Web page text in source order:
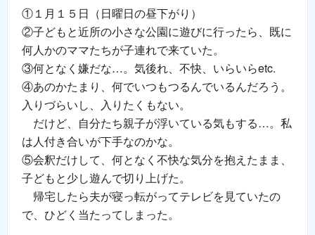
①１月１５日（日曜日の昼下がり）
②子どもと近所の小さな公園に遊びに行ったら、既に
何人かのママたちが子連れで来ていた。
③何となく嫌だな…。気後れ、不快、いらいらetc.
④あのかたまり、何でいつもつるんでいるんだろう。
入りづらいし、入りたくもない。
だけど、自分たち親子が浮いている気もする…。私
は人付き合いが下手なのかな。
⑤会釈だけして、何となく不快な気分を抱えたまま、
子どもと少し遊んで切り上げた。
帰宅したら夫が寝っ転がってテレビを見ていたの
で、ひどく当たってしまった。